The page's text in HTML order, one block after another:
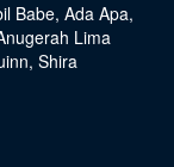
Babe, Ada Apa,
Lima
, Shira